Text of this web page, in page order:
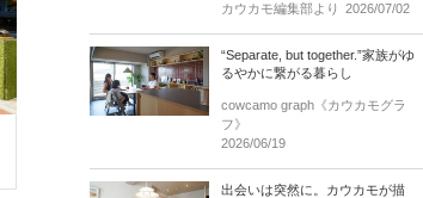
カウカモ編集部より 2026/07/02
“Separate, but together.”家族がゆ
るやかに繋がる暮らし
cowcamo graph《カウカモグラ
フ》
2026/06/19
出会いは突然に。カウカモが描